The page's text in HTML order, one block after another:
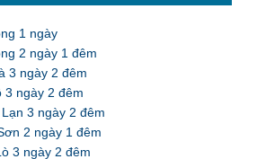
1 ngày
2 ngày 1 đêm
3 ngày 2 đêm
3 ngày 2 đêm
3 ngày 2 đêm
2 ngày 1 đêm
3 ngày 2 đêm